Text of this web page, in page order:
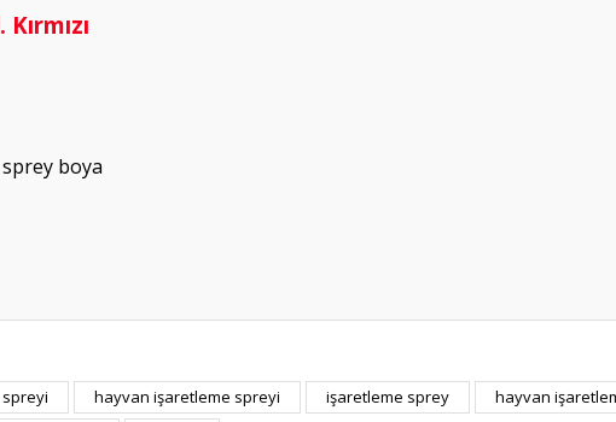
boya
Bu ürüne ilk yorumu siz yapın!
hayvan işaretleme spreyi işaretleme sprey hayvan